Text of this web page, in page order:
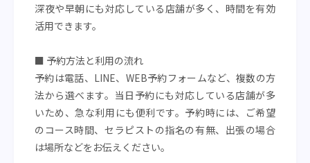
深夜や早朝にも対応している店舗が多く、時間を有効
活用できます。
■ 予約方法と利用の流れ
予約は電話、LINE、WEB予約フォームなど、複数の方
法から選べます。当日予約にも対応している店舗が多
いため、急な利用にも便利です。予約時には、ご希望
のコース時間、セラピストの指名の有無、出張の場合
は場所などをお伝えください。